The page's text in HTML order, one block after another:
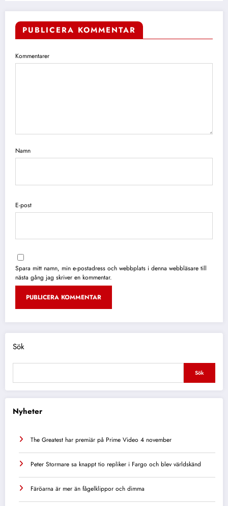
PUBLICERA KOMMENTAR
Kommentarer
Namn
E-post
Spara mitt namn, min e-postadress och webbplats i denna webbläsare till
nästa gång jag skriver en kommentar.
Sök
Sök
Nyheter
The Greatest har premiär på Prime Video 4 november
Peter Stormare sa knappt tio repliker i Fargo och blev världskänd
Färöarna är mer än fågelklippor och dimma